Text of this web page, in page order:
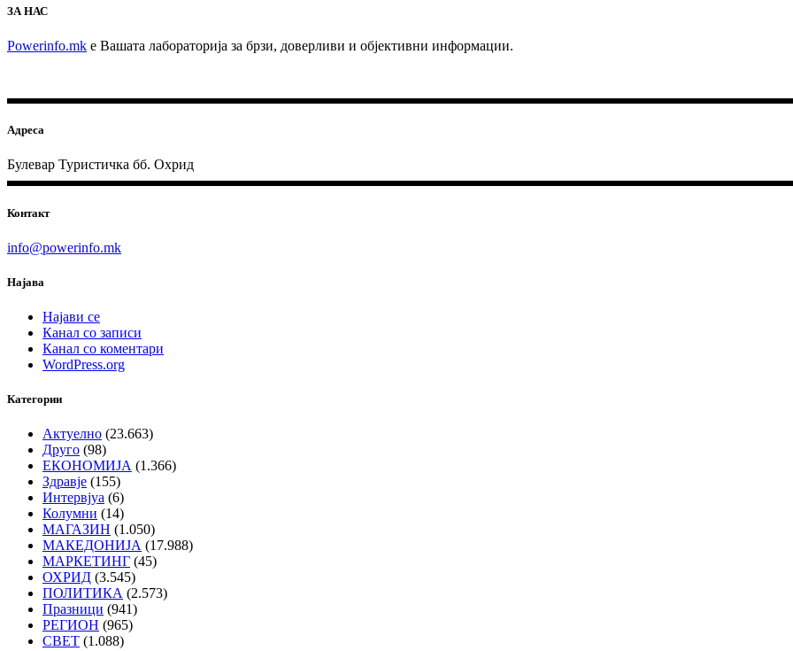
ЗА НАС
Powerinfo.mk e Вашата лабораторија за брзи, доверливи и објективни информации.
Адреса
Булевар Туристичка бб. Охрид
Контакт
info@powerinfo.mk
Најава
Најави се
Канал со записи
Канал со коментари
WordPress.org
Категории
Актуелно (23.663)
Друго (98)
ЕКОНОМИЈА (1.366)
Здравје (155)
Интервјуа (6)
Колумни (14)
МАГАЗИН (1.050)
МАКЕДОНИЈА (17.988)
МАРКЕТИНГ (45)
ОХРИД (3.545)
ПОЛИТИКА (2.573)
Празници (941)
РЕГИОН (965)
СВЕТ (1.088)